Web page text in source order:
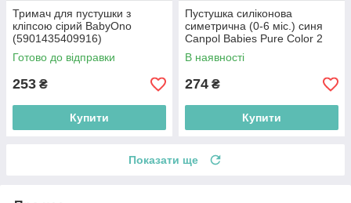
Тримач для пустушки з
кліпсою сірий BabyOno
(5901435409916)
Готово до відправки
253 ₴
Купити
Пустушка силіконова
симетрична (0-6 міс.) синя
Canpol Babies Pure Color 2
шт. (5903407992679)
В наявності
274 ₴
Купити
Показати ще